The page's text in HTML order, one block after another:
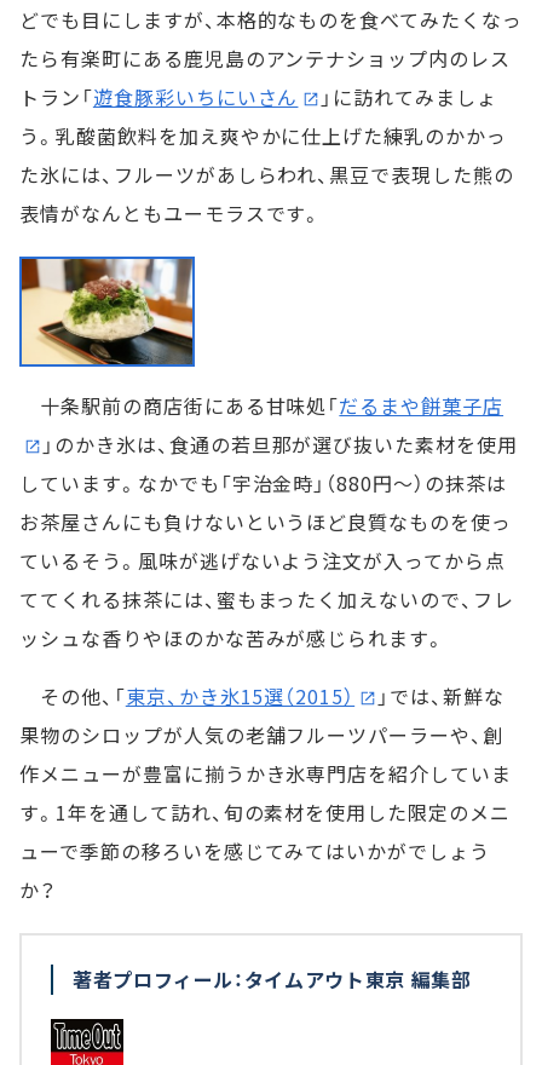
どでも目にしますが、本格的なものを食べてみたくなっ
たら有楽町にある鹿児島のアンテナショップ内のレス
トラン「遊食豚彩いちにいさん
」に訪れてみましょ
う。乳酸菌飲料を加え爽やかに仕上げた練乳のかかっ
た氷には、フルーツがあしらわれ、黒豆で表現した熊の
表情がなんともユーモラスです。
十条駅前の商店街にある甘味処「だるまや餅菓子店
」のかき氷は、食通の若旦那が選び抜いた素材を使用
しています。なかでも「宇治金時」（880円～）の抹茶は
お茶屋さんにも負けないというほど良質なものを使っ
ているそう。風味が逃げないよう注文が入ってから点
ててくれる抹茶には、蜜もまったく加えないので、フレ
ッシュな香りやほのかな苦みが感じられます。
その他、「東京、かき氷15選（2015）
」では、新鮮な
果物のシロップが人気の老舗フルーツパーラーや、創
作メニューが豊富に揃うかき氷専門店を紹介していま
す。1年を通して訪れ、旬の素材を使用した限定のメニ
ューで季節の移ろいを感じてみてはいかがでしょう
か？
著者プロフィール：タイムアウト東京 編集部